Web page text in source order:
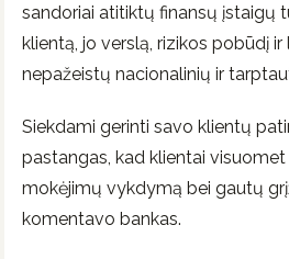
sandoriai atitiktų finansų įstaigų
klientą, jo verslą, rizikos pobūdį ir
nepažeistų nacionalinių ir
Siekdami gerinti savo klientų
pastangas, kad klientai
mokėjimų vykdymą bei gautų
komentavo bankas.